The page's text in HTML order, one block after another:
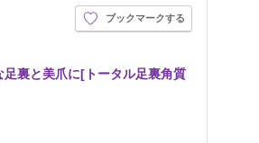
ブックマークする
裏と美爪に[トータル足裏角質